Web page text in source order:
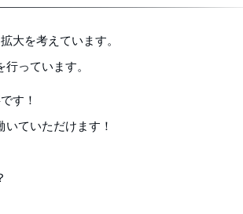
大を考えています。
っています。
す！
ていただけます！